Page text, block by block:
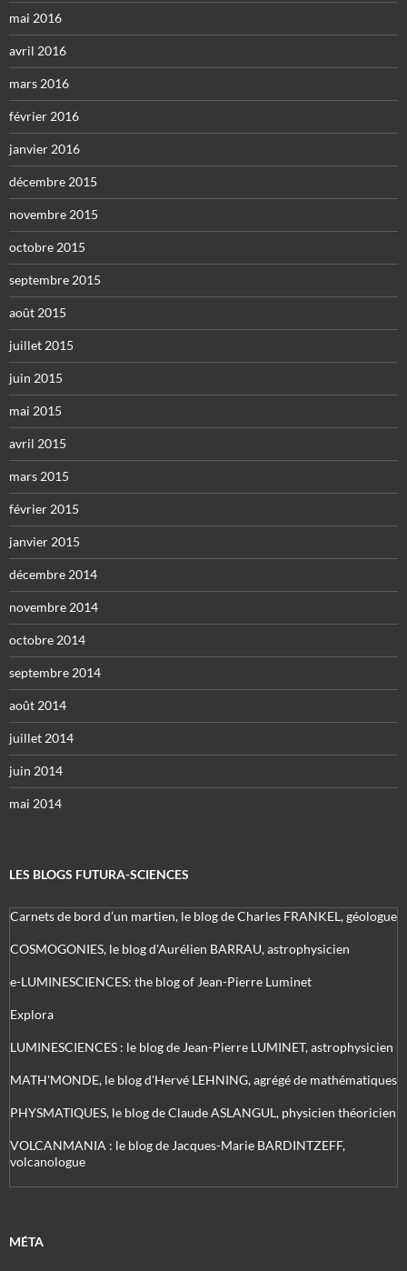
mai 2016
avril 2016
mars 2016
février 2016
janvier 2016
décembre 2015
novembre 2015
octobre 2015
septembre 2015
août 2015
juillet 2015
juin 2015
mai 2015
avril 2015
mars 2015
février 2015
janvier 2015
décembre 2014
novembre 2014
octobre 2014
septembre 2014
août 2014
juillet 2014
juin 2014
mai 2014
LES BLOGS FUTURA-SCIENCES
Carnets de bord d’un martien, le blog de Charles FRANKEL, géologue
COSMOGONIES, le blog d'Aurélien BARRAU, astrophysicien
e-LUMINESCIENCES: the blog of Jean-Pierre Luminet
Explora
LUMINESCIENCES : le blog de Jean-Pierre LUMINET, astrophysicien
MATH'MONDE, le blog d'Hervé LEHNING, agrégé de mathématiques
PHYSMATIQUES, le blog de Claude ASLANGUL, physicien théoricien
VOLCANMANIA : le blog de Jacques-Marie BARDINTZEFF,
volcanologue
MÉTA